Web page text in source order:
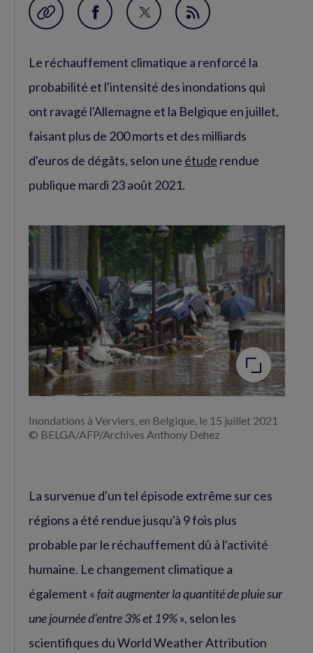
Garder en favori
Partager
Facebook
(nouvelle
fenêtre)
Partager
Twitter
(nouvelle
fenêtre)
Flux
Le réchauffement climatique a renforcé la
probabilité et l'intensité des inondations qui
ont ravagé l'Allemagne et la Belgique en juillet,
faisant plus de 200 morts et des milliards
d'euros de dégâts, selon une étude rendue
publique mardi 23 août 2021.
Agrandir
l'image
Inondations à Verviers, en Belgique, le 15 juillet 2021
© BELGA/AFP/Archives Anthony Dehez
La survenue d'un tel épisode extrême sur ces
régions a été rendue jusqu'à 9 fois plus
probable par le réchauffement dû à l'activité
humaine. Le changement climatique a
également «fait augmenter la quantité de pluie sur
une journée d'entre 3% et 19%», selon les
scientifiques du World Weather Attribution